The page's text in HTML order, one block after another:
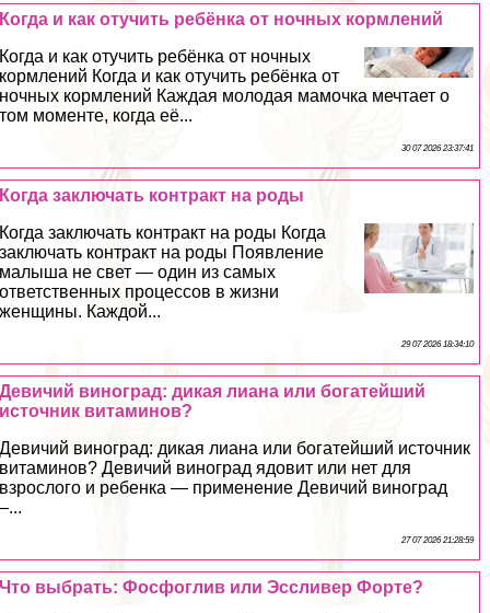
Когда и как отучить ребёнка от ночных кормлений
Когда и как отучить ребёнка от ночных
кормлений Когда и как отучить ребёнка от
ночных кормлений Каждая молодая мамочка мечтает о
том моменте, когда её...
30 07 2026 23:37:41
Когда заключать контpaкт на роды
Когда заключать контpaкт на роды Когда
заключать контpaкт на роды Появление
малыша не свет — один из самых
ответственных процессов в жизни
женщины. Каждой...
29 07 2026 18:34:10
Девичий виноград: дикая лиана или богатейший
источник витаминов?
Девичий виноград: дикая лиана или богатейший источник
витаминов? Девичий виноград ядовит или нет для
взрослого и ребенка — применение Девичий виноград
–...
27 07 2026 21:28:59
Что выбрать: Фосфоглив или Эссливер Форте?